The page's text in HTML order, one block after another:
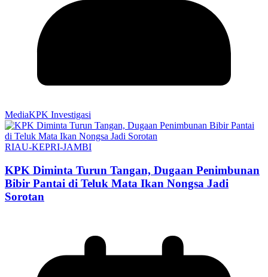
MediaKPK Investigasi
RIAU-KEPRI-JAMBI
KPK Diminta Turun Tangan, Dugaan Penimbunan
Bibir Pantai di Teluk Mata Ikan Nongsa Jadi
Sorotan